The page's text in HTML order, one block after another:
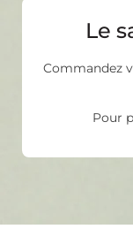
Le
Commandez
Pour